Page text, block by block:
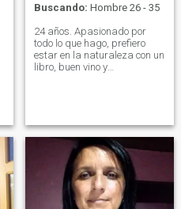
Buscando: Hombre 26 - 35
24 años. Apasionado por
todo lo que hago, prefiero
estar en la naturaleza con un
libro, buen vino y